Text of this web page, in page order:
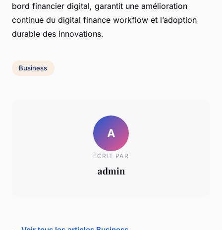
bord financier digital, garantit une amélioration
continue du digital finance workflow et l’adoption
durable des innovations.
Business
A
ECRIT PAR
admin